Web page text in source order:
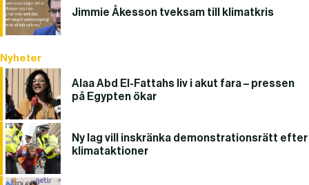
Jimmie Åkesson tveksam till klimatkris
Nyheter
Alaa Abd El-Fattahs liv i akut fara – pressen
på Egypten ökar
Ny lag vill inskränka demonstrationsrätt efter
klimataktioner